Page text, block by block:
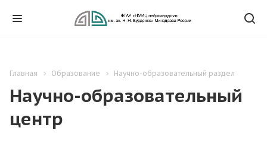
Главная Образование Научно-образовательный раздел
Научно-образовательный
центр